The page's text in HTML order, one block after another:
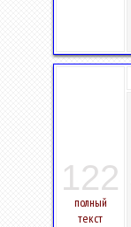
122
полный
текст